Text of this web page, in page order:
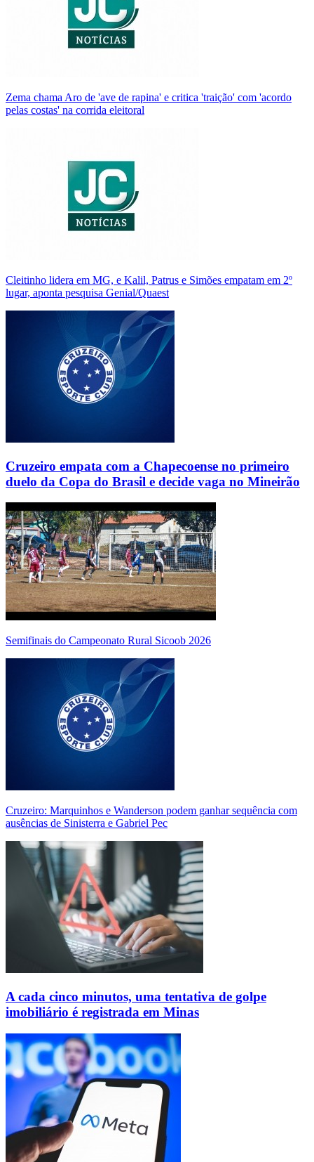
Zema chama Aro de 'ave de rapina' e critica 'traição' com 'acordo
pelas costas' na corrida eleitoral
Cleitinho lidera em MG, e Kalil, Patrus e Simões empatam em 2º
lugar, aponta pesquisa Genial/Quaest
Cruzeiro empata com a Chapecoense no primeiro
duelo da Copa do Brasil e decide vaga no Mineirão
Semifinais do Campeonato Rural Sicoob 2026
Cruzeiro: Marquinhos e Wanderson podem ganhar sequência com
ausências de Sinisterra e Gabriel Pec
A cada cinco minutos, uma tentativa de golpe
imobiliário é registrada em Minas